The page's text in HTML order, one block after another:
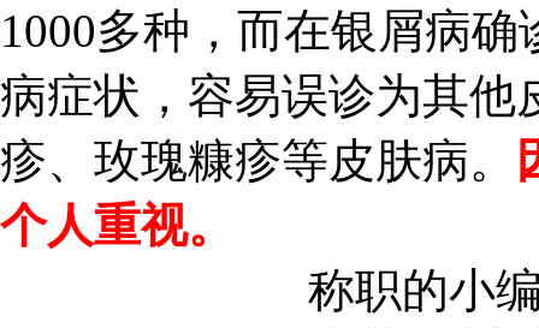
1000多种，而在银屑病
病症状，容易误诊为其他
疹、玫瑰糠疹等皮肤病。
个人重视。
称职的小